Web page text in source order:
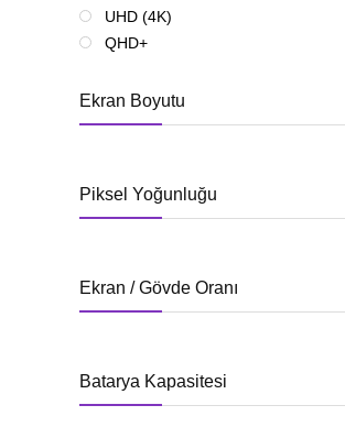
UHD (4K)
QHD+
Ekran Boyutu
Piksel Yoğunluğu
Ekran / Gövde Oranı
Batarya Kapasitesi